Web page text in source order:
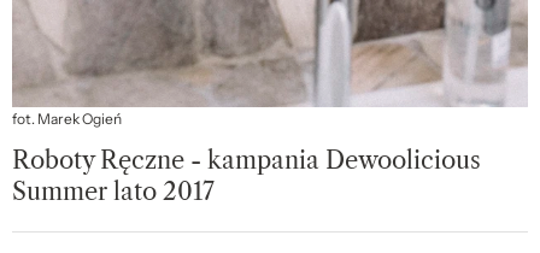
fot. Marek Ogień
Roboty Ręczne - kampania Dewoolicious
Summer lato 2017